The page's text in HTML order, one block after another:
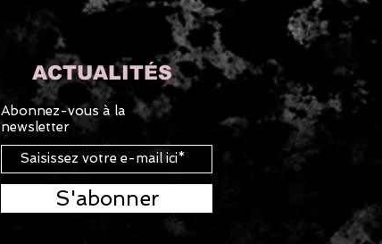
ACTUALITÉS
Abonnez-vous à la
newsletter
S'abonner